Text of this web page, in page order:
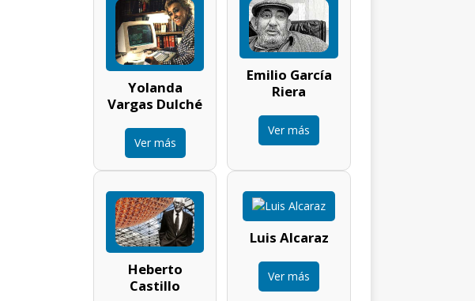
Yolanda
Vargas Dulché
Ver más
Emilio García
Riera
Ver más
Heberto
Castillo
Luis Alcaraz
Ver más